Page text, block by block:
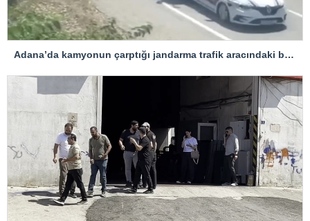
Adana’da kamyonun çarptığı jandarma trafik aracındaki bir personel yaralandı